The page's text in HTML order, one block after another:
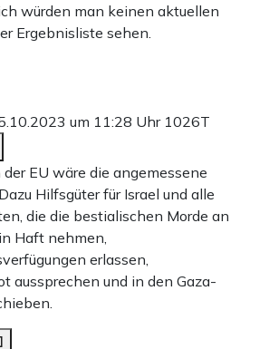
würden man keinen aktuellen
Ergebnisliste sehen.
um 11:28 Uhr 1026T
der EU wäre die angemessene
Hilfsgüter für Israel und alle
die die bestialischen Morde an
Haft nehmen,
erlassen,
aussprechen und in den Gaza-